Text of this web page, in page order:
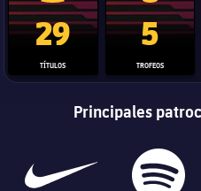
Trofeo de La Liga
29
TÍTULOS
Trofeo
5
TROFEOS
Principales